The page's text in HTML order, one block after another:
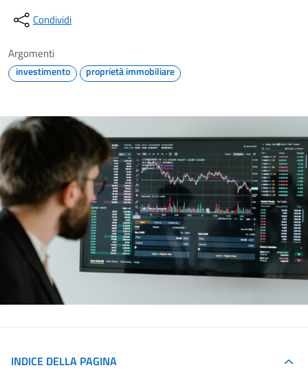
Condividi
Argomenti
investimento proprietà immobiliare
INDICE DELLA PAGINA